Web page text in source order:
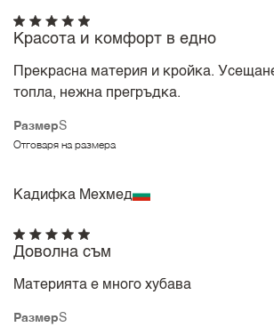
РазмерS
Отговаря на размера
Красота и комфорт в едно
Прекрасна материя и кройка.
топла, нежна прегръдка.
Кадифка Мехмед
РазмерS
Доволна съм
Материята е много хубава